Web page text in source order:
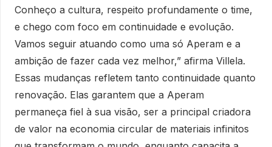
Conheço a cultura, respeito profundamente o time,
e chego com foco em continuidade e evolução.
Vamos seguir atuando como uma só Aperam e a
ambição de fazer cada vez melhor,” afirma Villela.
Essas mudanças refletem tanto continuidade quanto
renovação. Elas garantem que a Aperam
permaneça fiel à sua visão, ser a principal criadora
de valor na economia circular de materiais infinitos